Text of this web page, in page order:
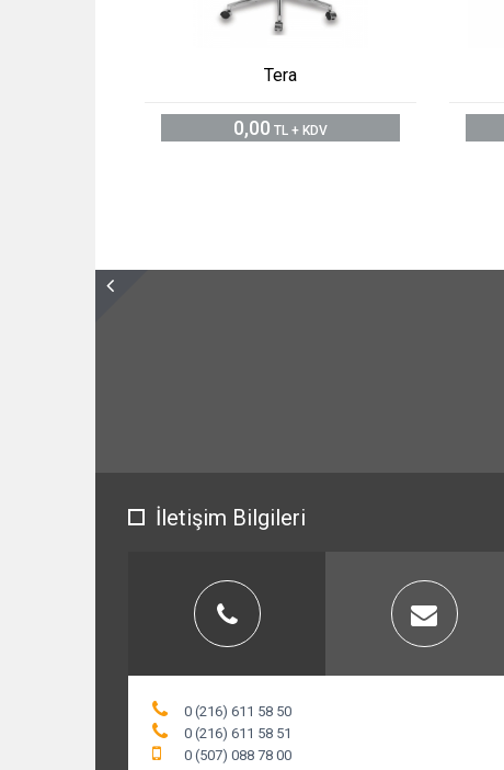
Tera
0,00 TL + KDV
İletişim Bilgileri
0 (216) 611 58 50
0 (216) 611 58 51
0 (507) 088 78 00